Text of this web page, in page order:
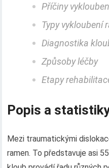
Příčiny
Typy vykloubení
Diagnostika
Způsoby léčby
Etapy
Popis a
Mezi traumatickými
ramen. To představuje asi